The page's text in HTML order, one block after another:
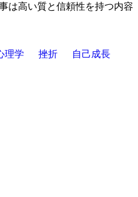
は高い質と信頼性を持つ内容
理学 挫折
自己成長